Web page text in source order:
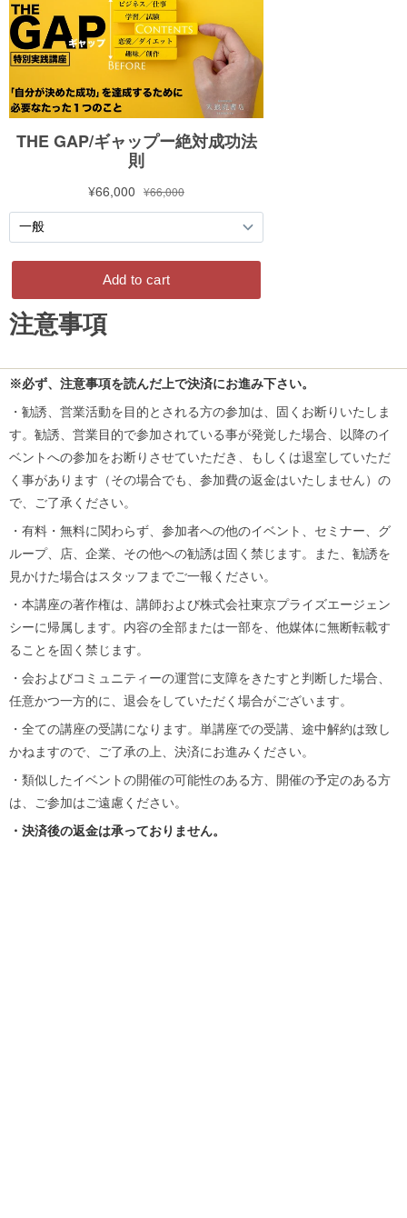
注意事項
※必ず、注意事項を読んだ上で決済にお進み下さい。
・勧誘、営業活動を目的とされる方の参加は、固くお断りいたしま
す。勧誘、営業目的で参加されている事が発覚した場合、以降のイ
ベントへの参加をお断りさせていただき、もしくは退室していただ
く事があります（その場合でも、参加費の返金はいたしません）の
で、ご了承ください。
・有料・無料に関わらず、参加者への他のイベント、セミナー、グ
ループ、店、企業、その他への勧誘は固く禁じます。また、勧誘を
見かけた場合はスタッフまでご一報ください。
・本講座の著作権は、講師および株式会社東京プライズエージェン
シーに帰属します。内容の全部または一部を、他媒体に無断転載す
ることを固く禁じます。
・会およびコミュニティーの運営に支障をきたすと判断した場合、
任意かつ一方的に、退会をしていただく場合がございます。
・全ての講座の受講になります。単講座での受講、途中解約は致し
かねますので、ご了承の上、決済にお進みください。
・類似したイベントの開催の可能性のある方、開催の予定のある方
は、ご参加はご遠慮ください。
・決済後の返金は承っておりません。